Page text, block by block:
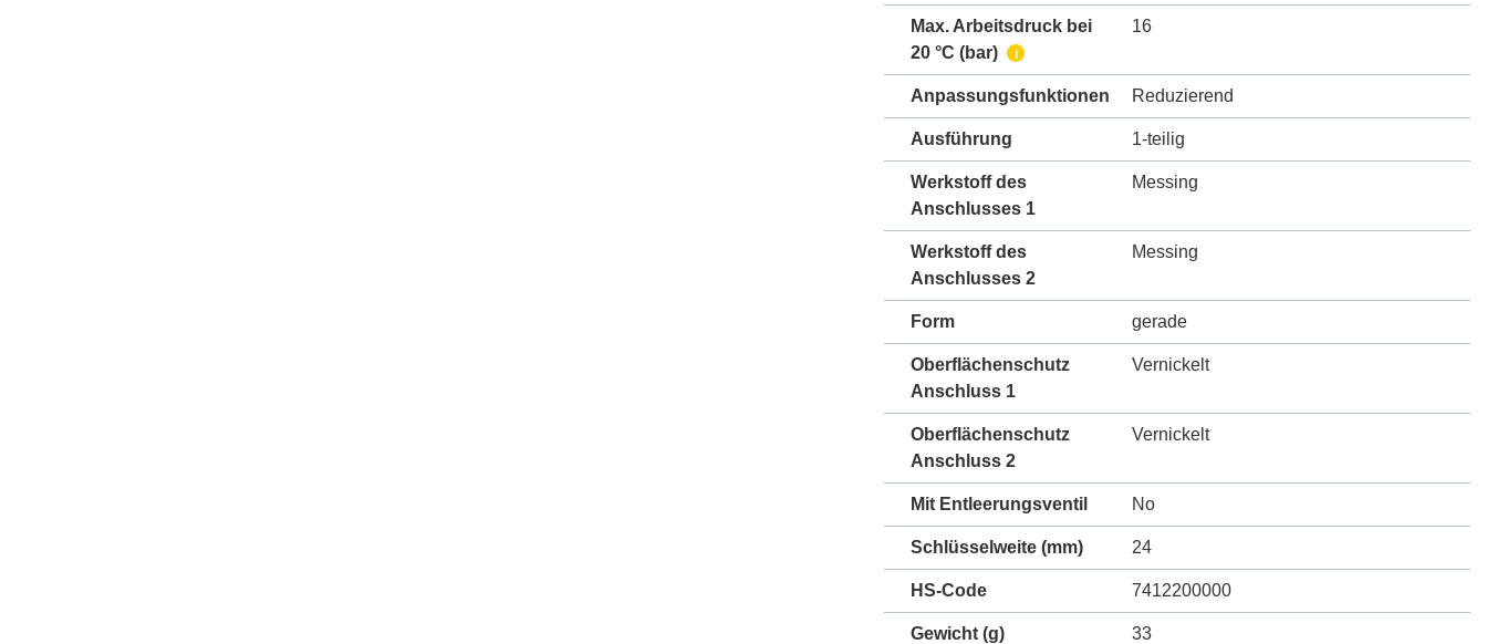
Max. Arbeitsdruck bei
20 °C (bar)
i
16
Anpassungsfunktionen Reduzierend
Ausführung 1-teilig
Werkstoff des
Anschlusses 1
Messing
Werkstoff des
Anschlusses 2
Messing
Form gerade
Oberflächenschutz
Anschluss 1
Vernickelt
Oberflächenschutz
Anschluss 2
Vernickelt
Mit Entleerungsventil No
Schlüsselweite (mm) 24
HS-Code 7412200000
Gewicht (g) 33